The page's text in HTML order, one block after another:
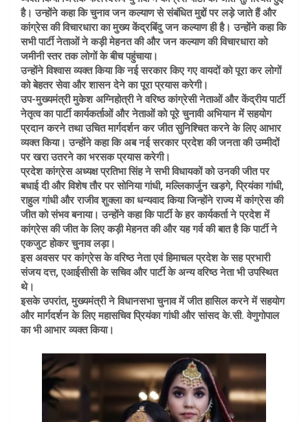
है। उन्होंने कहा कि चुनाव जन कल्याण से संबंधित मुद्दों पर लड़े जाते हैं और
कांग्रेस की विचारधारा का मुख्य केंद्रबिंदु जन कल्याण ही है। उन्होंने कहा कि
सभी पार्टी नेताओं ने कड़ी मेहनत की और जन कल्याण की विचारधारा को
जमीनी स्तर तक लोगों के बीच पहुंचाया।
उन्होंने विश्वास व्यक्त किया कि नई सरकार किए गए वायदों को पूरा कर लोगों
को बेहतर सेवा और शासन देने का पूरा प्रयास करेगी।
उप-मुख्यमंत्री मुकेश अग्निहोत्री ने वरिष्ठ कांग्रेसी नेताओं और केंद्रीय पार्टी
नेतृत्व का पार्टी कार्यकर्ताओं और नेताओं को पूरे चुनावी अभियान में सहयोग
प्रदान करने तथा उचित मार्गदर्शन कर जीत सुनिश्चित करने के लिए आभार
व्यक्त किया। उन्होंने कहा कि अब नई सरकार प्रदेश की जनता की उम्मीदों
पर खरा उतरने का भरसक प्रयास करेगी।
प्रदेश कांग्रेस अध्यक्ष प्रतिभा सिंह ने सभी विधायकों को उनकी जीत पर
बधाई दी और विशेष तौर पर सोनिया गांधी, मल्लिकार्जुन खड़गे, प्रियंका गांधी,
राहुल गांधी और राजीव शुक्ला का धन्यवाद किया जिन्होंने राज्य में कांग्रेस की
जीत को संभव बनाया। उन्होंने कहा कि पार्टी के हर कार्यकर्ता ने प्रदेश में
कांग्रेस की जीत के लिए कड़ी मेहनत की और यह गर्व की बात है कि पार्टी ने
एकजुट होकर चुनाव लड़ा।
इस अवसर पर कांग्रेस के वरिष्ठ नेता एवं हिमाचल प्रदेश के सह प्रभारी
संजय दत्त, एआईसीसी के सचिव और पार्टी के अन्य वरिष्ठ नेता भी उपस्थित
थे।
इसके उपरांत, मुख्यमंत्री ने विधानसभा चुनाव में जीत हासिल करने में सहयोग
और मार्गदर्शन के लिए महासचिव प्रियंका गांधी और सांसद के.सी. वेणुगोपाल
का भी आभार व्यक्त किया।